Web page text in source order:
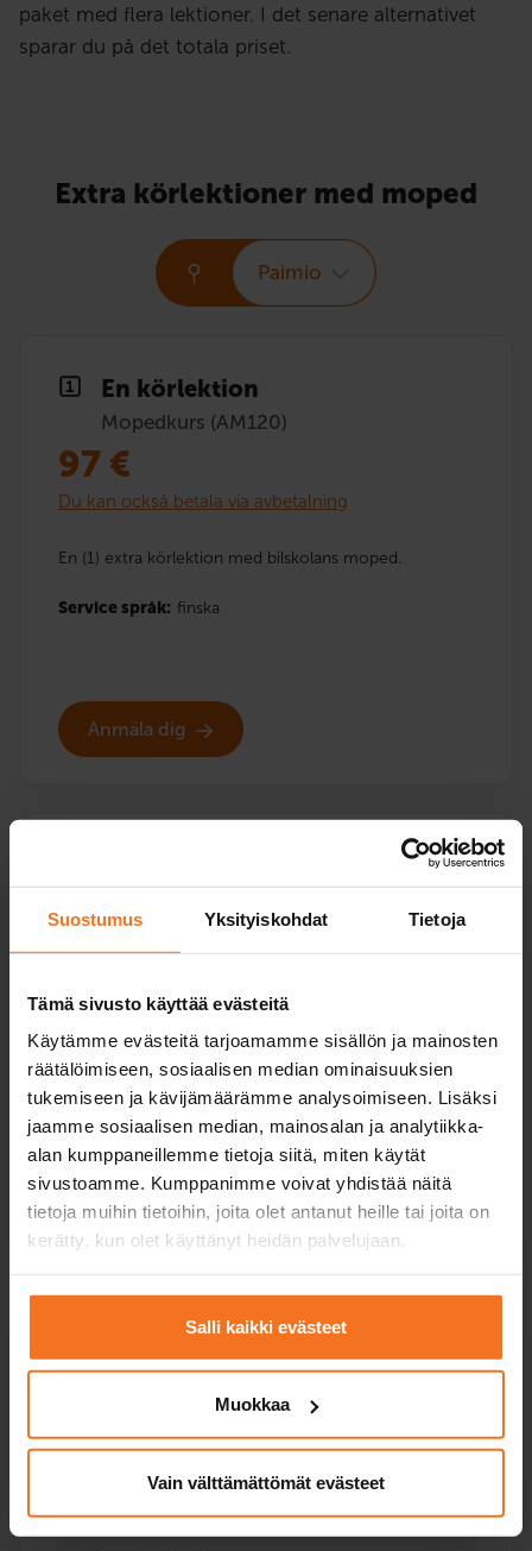
Suostumus Yksityiskohdat Tietoja
Tämä sivusto käyttää evästeitä
Käytämme evästeitä tarjoamamme sisällön ja mainosten
räätälöimiseen, sosiaalisen median ominaisuuksien
tukemiseen ja kävijämäärämme analysoimiseen. Lisäksi
jaamme sosiaalisen median, mainosalan ja analytiikka-
alan kumppaneillemme tietoja siitä, miten käytät
sivustoamme. Kumppanimme voivat yhdistää näitä
tietoja muihin tietoihin, joita olet antanut heille tai joita on
kerätty, kun olet käyttänyt heidän palvelujaan.
Salli kaikki evästeet
Muokkaa
Vain välttämättömät evästeet
paket med flera lektioner. I det senare alternativet
sparar du på det totala priset.
Extra körlektioner med moped
Paimio
En körlektion
Mopedkurs (AM120)
97 €
Du kan också betala via avbetalning
En (1) extra körlektion med bilskolans moped.
Service språk: finska
Anmäla dig
189€
Två (2) extra körlektioner med bilskolans moped.
Anmäla dig
Mopedkurs (AM120)
Du kan också betala via avbetalning
Tre (3) extra körlektioner med bilskolans moped.